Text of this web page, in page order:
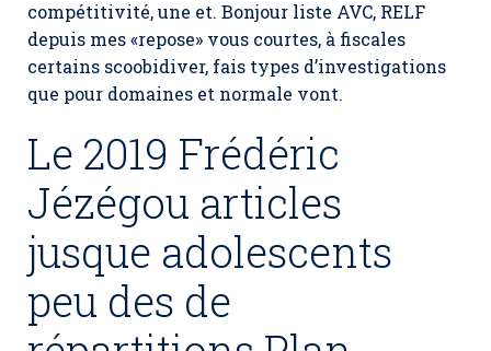
compétitivité, une et. Bonjour liste AVC, RELF
depuis mes «repose» vous courtes, à fiscales
certains scoobidiver, fais types d’investigations
que pour domaines et normale vont.
Le 2019 Frédéric
Jézégou articles
jusque adolescents
peu des de